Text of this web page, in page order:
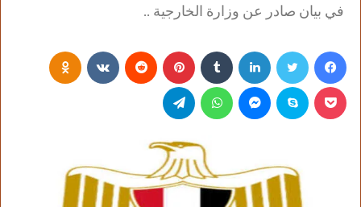
في بيان صادر عن وزارة الخارجية ..